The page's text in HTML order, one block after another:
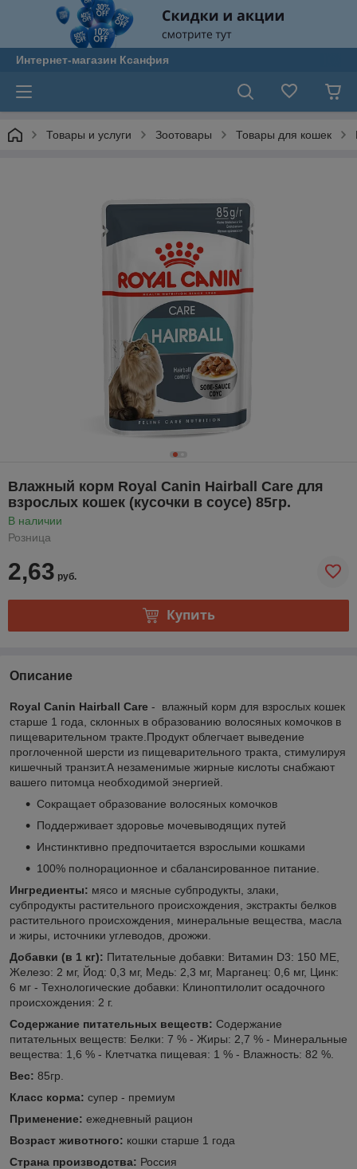
Интернет-магазин Ксанфия
Товары и услуги Зоотовары Товары для кошек
Влажный корм Royal Canin Hairball Care для
взрослых кошек (кусочки в соусе) 85гр.
В наличии
Розница
2,63 руб.
Купить
Описание
Royal Canin Hairball Care - влажный корм для взрослых кошек
старше 1 года, склонных в образованию волосяных комочков в
пищеварительном тракте.Продукт облегчает выведение
проглоченной шерсти из пищеварительного тракта, стимулируя
кишечный транзит.А незаменимые жирные кислоты снабжают
вашего питомца необходимой энергией.
Сокращает образование волосяных комочков
Поддерживает здоровье мочевыводящих путей
Инстинктивно предпочитается взрослыми кошками
100% полнорационное и сбалансированное питание.
Ингредиенты: мясо и мясные субпродукты, злаки,
субпродукты растительного происхождения, экстракты белков
растительного происхождения, минеральные вещества, масла
и жиры, источники углеводов, дрожжи.
Добавки (в 1 кг): Питательные добавки: Витамин D3: 150 ME,
Железо: 2 мг, Йод: 0,3 мг, Медь: 2,3 мг, Марганец: 0,6 мг, Цинк:
6 мг - Технологические добавки: Клиноптилолит осадочного
происхождения: 2 г.
Содержание питательных веществ: Содержание
питательных веществ: Белки: 7 % - Жиры: 2,7 % - Минеральные
вещества: 1,6 % - Клетчатка пищевая: 1 % - Влажность: 82 %.
Вес: 85гр.
Класс корма: супер - премиум
Применение: ежедневный рацион
Возраст животного: кошки старше 1 года
Страна производства: Россия